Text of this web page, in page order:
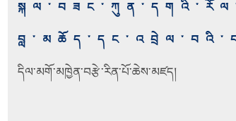
དིལ་མགོ་མཁྱེན་བརྩེ་རིན་པོ་ཆེས་མཛད།